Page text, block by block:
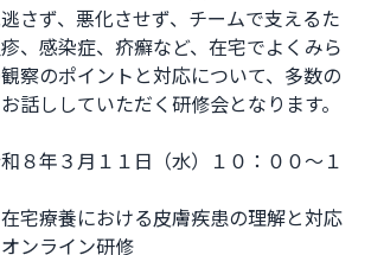
さず、悪化させず、チームで支えるた
、感染症、疥癬など、在宅でよくみら
察のポイントと対応について、多数の
話ししていただく研修会となります。
８年３月１１日（水）１０：００～１
宅療養における皮膚疾患の理解と対応
ンライン研修